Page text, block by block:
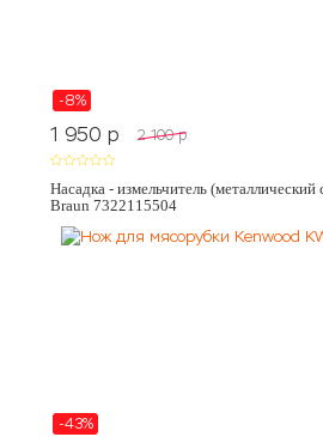
-8%
1 950 p 2 100 p
Насадка - измельчитель
Braun 7322115504
-43%